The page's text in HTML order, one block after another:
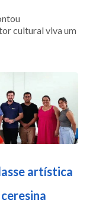
cultural viva um
artística